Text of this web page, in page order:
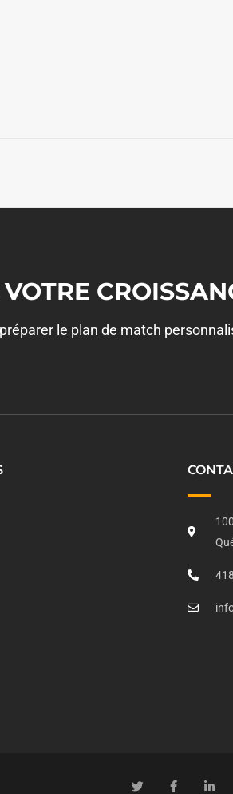
le plan de match
w
i
a
c
n